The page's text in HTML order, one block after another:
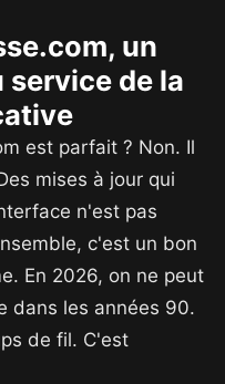
un
de la
est parfait ? Non. Il
mises à jour qui
n'est pas
c'est un bon
En 2026, on ne peut
dans les années 90.
de fil. C'est